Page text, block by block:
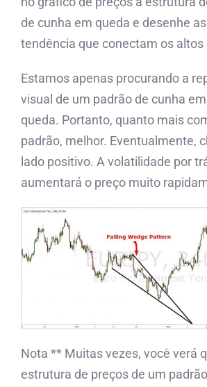
de cunha em queda e desenhe
tendência que conectam os altos
Estamos apenas procurando a
visual de um padrão de cunha em
queda. Portanto, quanto mais
padrão, melhor. Eventualmente,
lado positivo. A volatilidade por
aumentará o preço muito
Nota ** Muitas vezes, você verá
estrutura de preços de um